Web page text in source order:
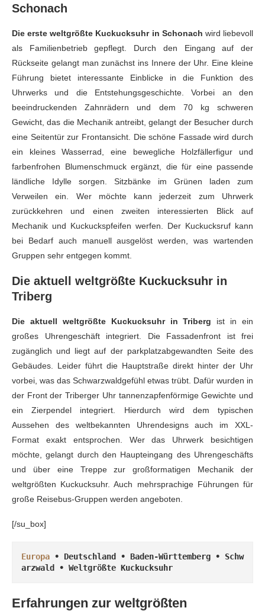
Schonach
Die erste weltgrößte Kuckucksuhr in Schonach wird liebevoll
als Familienbetrieb gepflegt. Durch den Eingang auf der
Rückseite gelangt man zunächst ins Innere der Uhr. Eine kleine
Führung bietet interessante Einblicke in die Funktion des
Uhrwerks und die Entstehungsgeschichte. Vorbei an den
beeindruckenden Zahnrädern und dem 70 kg schweren
Gewicht, das die Mechanik antreibt, gelangt der Besucher durch
eine Seitentür zur Frontansicht. Die schöne Fassade wird durch
ein kleines Wasserrad, eine bewegliche Holzfällerfigur und
farbenfrohen Blumenschmuck ergänzt, die für eine passende
ländliche Idylle sorgen. Sitzbänke im Grünen laden zum
Verweilen ein. Wer möchte kann jederzeit zum Uhrwerk
zurückkehren und einen zweiten interessierten Blick auf
Mechanik und Kuckuckspfeifen werfen. Der Kuckucksruf kann
bei Bedarf auch manuell ausgelöst werden, was wartenden
Gruppen sehr entgegen kommt.
Die aktuell weltgrößte Kuckucksuhr in
Triberg
Die aktuell weltgrößte Kuckucksuhr in Triberg ist in ein
großes Uhrengeschäft integriert. Die Fassadenfront ist frei
zugänglich und liegt auf der parkplatzabgewandten Seite des
Gebäudes. Leider führt die Hauptstraße direkt hinter der Uhr
vorbei, was das Schwarzwaldgefühl etwas trübt. Dafür wurden in
der Front der Triberger Uhr tannenzapfenförmige Gewichte und
ein Zierpendel integriert. Hierdurch wird dem typischen
Aussehen des weltbekannten Uhrendesigns auch im XXL-
Format exakt entsprochen. Wer das Uhrwerk besichtigen
möchte, gelangt durch den Haupteingang des Uhrengeschäfts
und über eine Treppe zur großformatigen Mechanik der
weltgrößten Kuckucksuhr. Auch mehrsprachige Führungen für
große Reisebus-Gruppen werden angeboten.
[/su_box]
Europa • Deutschland • Baden-Württemberg • Schw
arzwald • Weltgrößte Kuckucksuhr
Erfahrungen zur weltgrößten